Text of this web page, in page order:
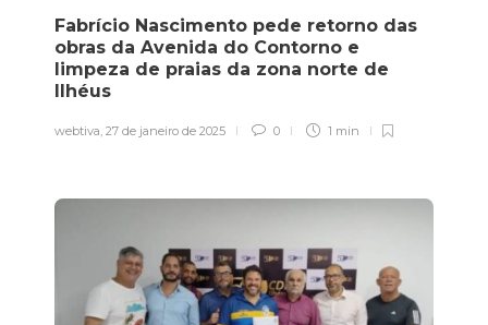
Fabrício Nascimento pede retorno das
obras da Avenida do Contorno e
limpeza de praias da zona norte de
Ilhéus
webtiva, 27 de janeiro de 2025 0 1 min